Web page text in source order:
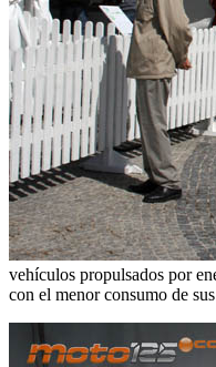
vehículos propulsados por
con el menor consumo de